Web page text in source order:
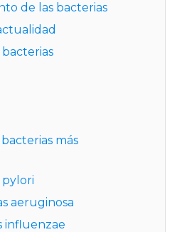
de las bacterias
más
aeruginosa
influenzae